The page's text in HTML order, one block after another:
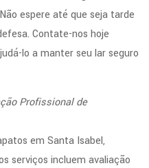
espere até que seja tarde
Contate-nos hoje
lo a manter seu lar seguro
Profissional de
em Santa Isabel,
serviços incluem avaliação